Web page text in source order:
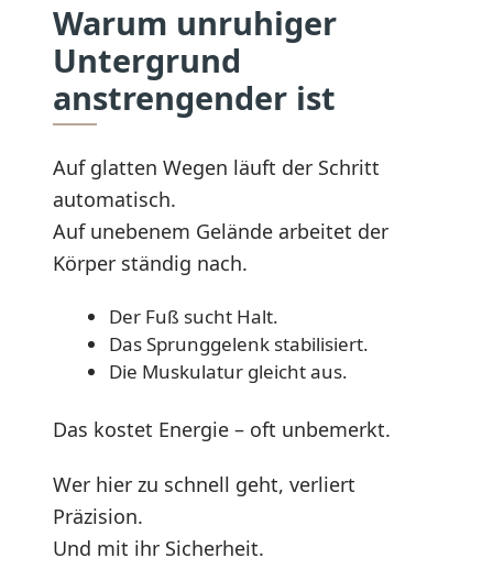
Warum unruhiger
Untergrund
anstrengender ist
Auf glatten Wegen läuft der Schritt
automatisch.
Auf unebenem Gelände arbeitet der
Körper ständig nach.
Der Fuß sucht Halt.
Das Sprunggelenk stabilisiert.
Die Muskulatur gleicht aus.
Das kostet Energie – oft unbemerkt.
Wer hier zu schnell geht, verliert
Präzision.
Und mit ihr Sicherheit.